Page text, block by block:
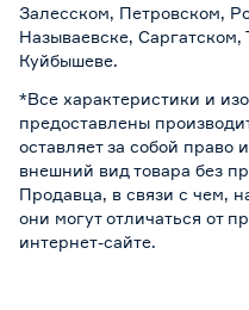
Залесском, Петровском,
Называевске,
Куйбышеве.
*Все характеристики и
предоставлены
оставляет за собой право
внешний вид товара без
Продавца, в связи с чем,
они могут отличаться от
интернет-сайте.